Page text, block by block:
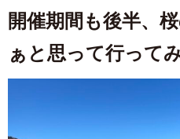
開催期間も後半、
ぁと思って行って